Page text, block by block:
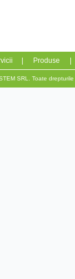
Produse
SRL. Toate drepturile